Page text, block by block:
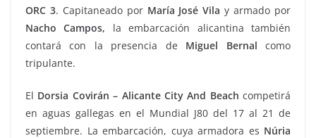
ORC 3. Capitaneado por María José Vila y armado por
Nacho Campos, la embarcación alicantina también
contará con la presencia de Miguel Bernal como
tripulante.
El Dorsia Covirán – Alicante City And Beach competirá
en aguas gallegas en el Mundial J80 del 17 al 21 de
septiembre. La embarcación, cuya armadora es Núria